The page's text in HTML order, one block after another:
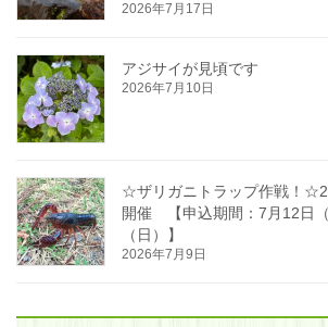
2026年7月17日
アジサイが見頃です
2026年7月10日
☆ザリガニトラップ作戦！
開催 【申込期間：7月12日
（日）】
2026年7月9日